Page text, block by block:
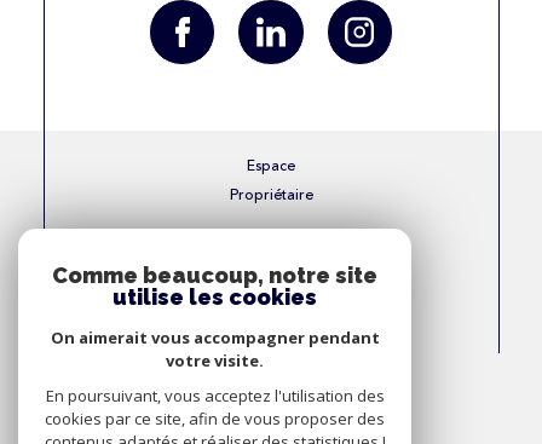
Espace
Propriétaire
Adhérons
Comme beaucoup, notre site
utilise les cookies
On aimerait vous accompagner pendant
votre visite.
En poursuivant, vous acceptez l'utilisation des
cookies par ce site, afin de vous proposer des